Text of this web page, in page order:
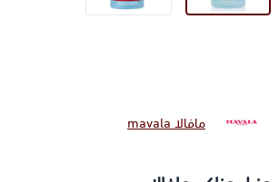
مافالا mavala